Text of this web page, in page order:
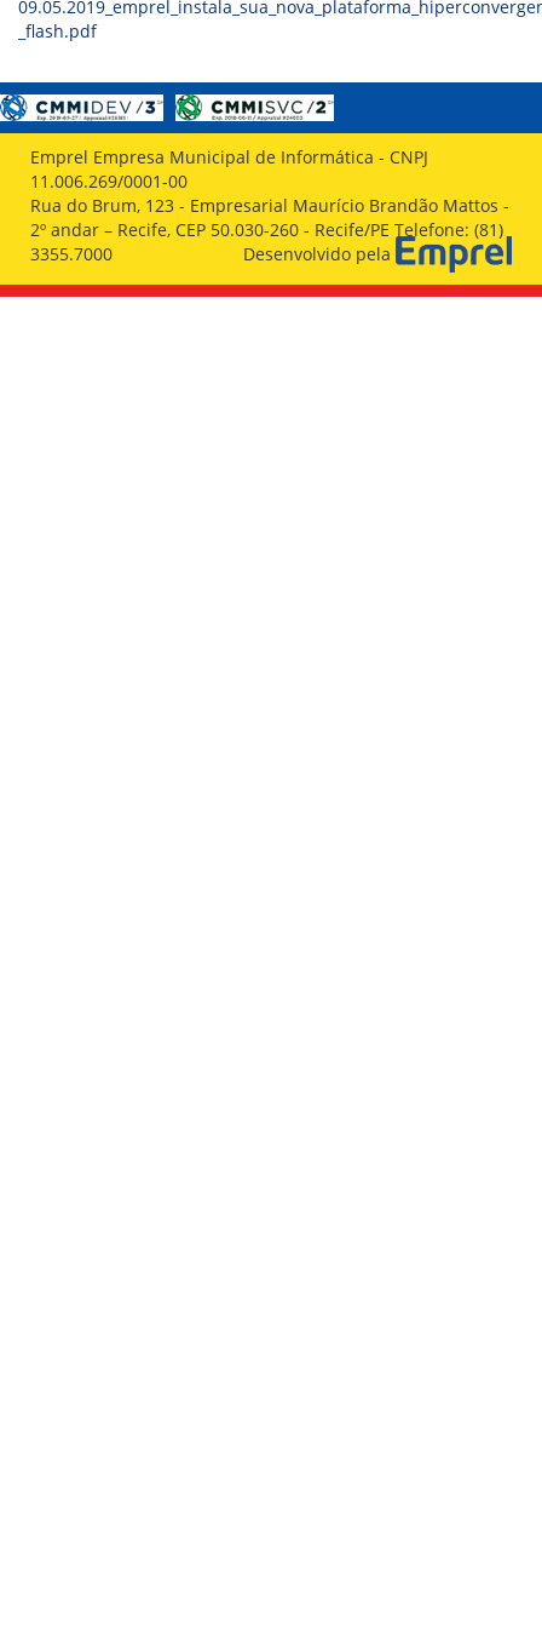
_flash.pdf
Emprel Empresa Municipal de Informática - CNPJ
11.006.269/0001-00
Rua do Brum, 123 - Empresarial Maurício Brandão Mattos -
2º andar – Recife, CEP 50.030-260 - Recife/PE Telefone: (81)
3355.7000
Desenvolvido pela